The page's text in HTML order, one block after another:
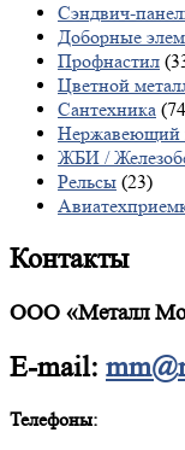
Сэндвич-
Доборные
Профнастил
Цветной
Сантехника
Нержавеющий
ЖБИ /
Рельсы (23)
Контакты
ООО «Металл
E-mail:
Телефоны: